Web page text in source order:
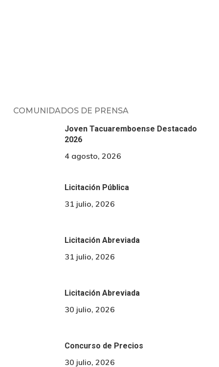
COMUNIDADOS DE PRENSA
Joven Tacuaremboense Destacado
2026
4 agosto, 2026
Licitación Pública
31 julio, 2026
Licitación Abreviada
31 julio, 2026
Licitación Abreviada
30 julio, 2026
Concurso de Precios
30 julio, 2026